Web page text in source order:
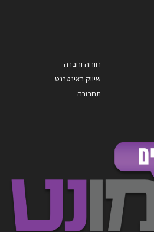
רווחה וחברה
שיווק באינטרנט
תחבורה